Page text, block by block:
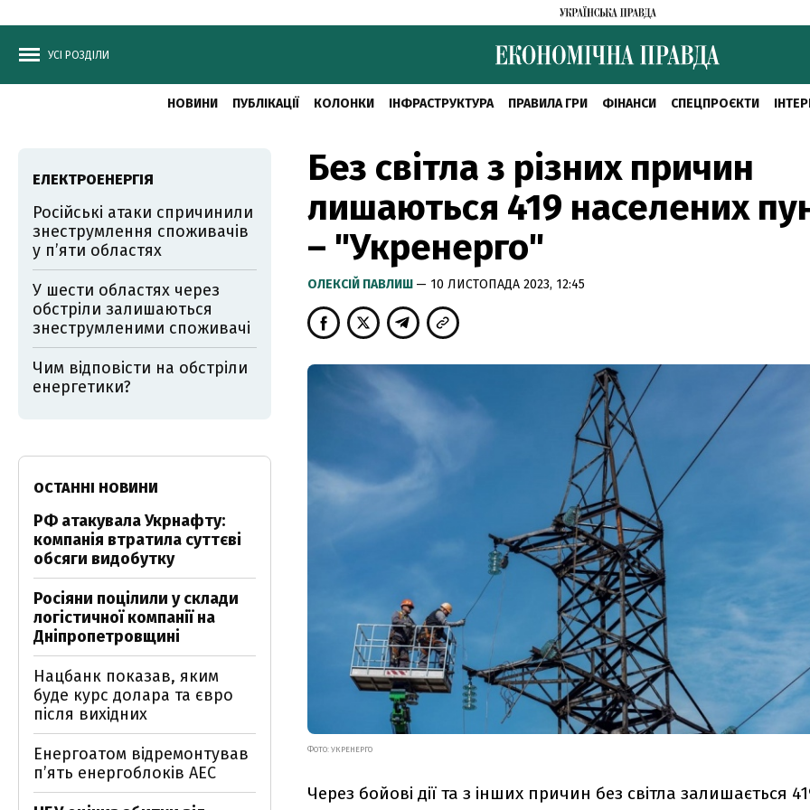
УСІ РОЗДІЛИ
НОВИНИ ПУБЛІКАЦІЇ КОЛОНКИ ІНФРАСТРУКТУРА ПРАВИЛА ГРИ ФІНАНСИ СПЕЦПРОЄКТИ
Без світла з різних причин
лишаються 419 населених
– "Укренерго"
ОЛЕКСІЙ ПАВЛИШ — 10 ЛИСТОПАДА 2023, 12:45
ФОТО: УКРЕНЕРГО
Через бойові дії та з інших причин без світла залишається
ЕЛЕКТРОЕНЕРГІЯ
Російські атаки спричинили
знеструмлення споживачів
у п’яти областях
У шести областях через
обстріли залишаються
знеструмленими споживачі
Чим відповісти на обстріли
енергетики?
ОСТАННІ НОВИНИ
РФ атакувала Укрнафту:
компанія втратила суттєві
обсяги видобутку
Росіяни поцілили у склади
логістичної компанії на
Дніпропетровщині
Нацбанк показав, яким
буде курс долара та євро
після вихідних
Енергоатом відремонтував
п’ять енергоблоків АЕС